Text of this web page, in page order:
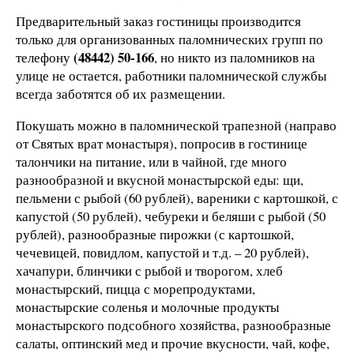
Предварительный заказ гостиницы производится
только для организованных паломнических групп по
телефону(48442) 50-166, но никто из паломников на
улице не остается, работники паломнической службы
всегда заботятся об их размещении.
Покушать можно в паломнической трапезной (направо
от Святых врат монастыря), попросив в гостинице
талончики на питание, или в чайной, где много
разнообразной и вкусной монастырской еды: щи,
пельмени с рыбой (60 рублей), вареники с картошкой, с
капустой (50 рублей), чебуреки и беляши с рыбой (50
рублей), разнообразные пирожки (с картошкой,
чечевицей, повидлом, капустой и т.д. – 20 рублей),
хачапури, блинчики с рыбой и творогом, хлеб
монастырский, пицца с морепродуктами,
монастырские соленья и молочные продукты
монастырского подсобного хозяйства, разнообразные
салаты, оптинский мед и прочие вкусности, чай, кофе,